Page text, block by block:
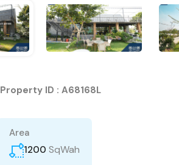
Property ID : A68168L
Area
1200 SqWah